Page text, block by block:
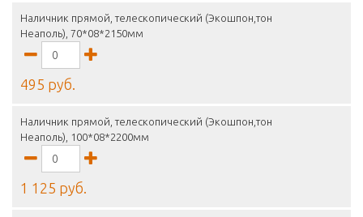
Наличник прямой, телескопический (Экошпон,тон
Неаполь), 70*08*2150мм
495 руб.
Наличник прямой, телескопический (Экошпон,тон
Неаполь), 100*08*2200мм
1 125 руб.